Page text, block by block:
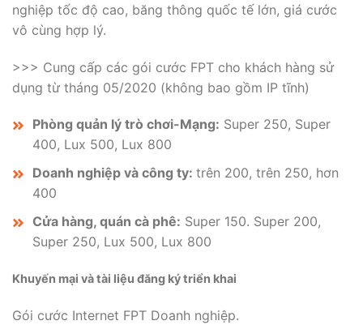
nghiệp tốc độ cao, băng thông quốc tế lớn, giá cước
vô cùng hợp lý.
>>> Cung cấp các gói cước FPT cho khách hàng sử
dụng từ tháng 05/2020 (không bao gồm IP tĩnh)
Phòng quản lý trò chơi-Mạng: Super 250, Super
400, Lux 500, Lux 800
Doanh nghiệp và công ty: trên 200, trên 250, hơn
400
Cửa hàng, quán cà phê: Super 150. Super 200,
Super 250, Lux 500, Lux 800
Khuyến mại và tài liệu đăng ký triển khai
Gói cước Internet FPT Doanh nghiệp.